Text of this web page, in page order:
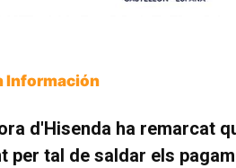
Información
d'Hisenda ha remarcat
per tal de saldar els